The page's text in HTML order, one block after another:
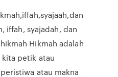
iffah, syajadah, dan
Hikmah adalah
petik atau
atau makna